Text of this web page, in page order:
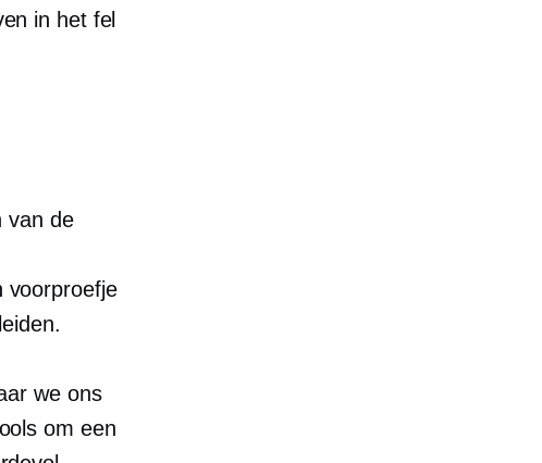
in het fel
van de
voorproefje
we ons
om een